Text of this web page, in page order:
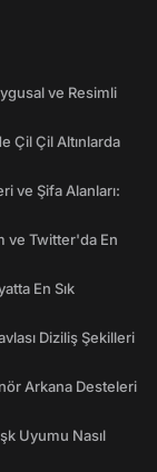
ve Resimli
Çil Çil Altınlarda
ve Şifa Alanları:
ve Twitter'da En
En Sık
Diziliş Şekilleri
Arkana Desteleri
Uyumu Nasıl